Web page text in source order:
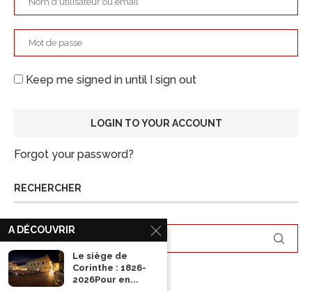
Keep me signed in until I sign out
Forgot your password?
RECHERCHER
ARCHIVES
A DÉCOUVRIR
Le siège de
Corinthe : 1826-
2026Pour en...